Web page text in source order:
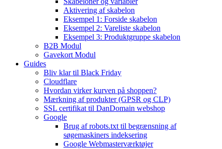
Aktivering af skabelon
Eksempel 1: Forside skabelon
Eksempel 2: Vareliste skabelon
Eksempel 3: Produktgruppe skabelon
B2B Modul
Gavekort Modul
Guides
Bliv klar til Black Friday
Cloudflare
Hvordan virker kurven på shoppen?
Mærkning af produkter (GPSR og CLP)
SSL certifikat til DanDomain webshop
Google
Brug af robots.txt til begrænsning af
søgemaskiners indeksering
Google Webmasterværktøjer